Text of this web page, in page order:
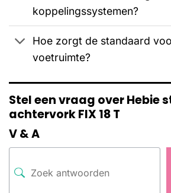
koppelingssystemen?
Hoe zorgt de standaard
voetruimte?
Stel een vraag over Hebie
achtervork FIX 18 T
V & A